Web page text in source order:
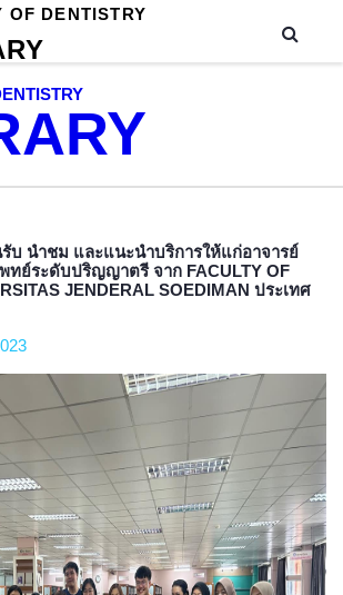
บ นำชม และแนะนำบริการให้แก่อาจารย์
ย์ระดับปริญญาตรี จาก FACULTY OF
JENDERAL SOEDIMAN ประเทศ
OF DENTISTRY